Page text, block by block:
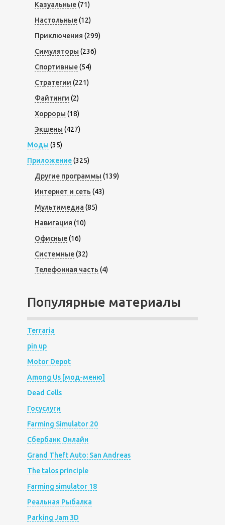
Казуальные(71)
Настольные(12)
Приключения (299)
Симуляторы (236)
Спортивные(54)
Стратегии (221)
Файтинги (2)
Хорроры (18)
Экшены (427)
Моды (35)
Приложение(325)
Другие программы (139)
Интернет и сеть (43)
Мультимедиа (85)
Навигация (10)
Офисные(16)
Системные(32)
Телефонная часть (4)
Популярные материалы
Terraria
pin up
Motor Depot
Among Us [мод-меню]
Dead Cells
Госуслуги
Farming Simulator 20
Сбербанк Онлайн
Grand Theft Auto: San Andreas
The talos principle
Farming simulator 18
Реальная Рыбалка
Parking Jam 3D